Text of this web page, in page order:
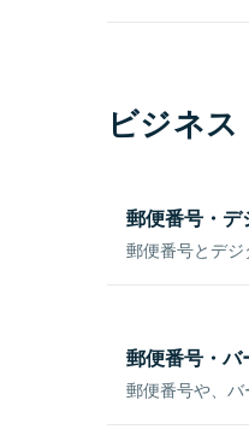
ビジネ
郵便番号・
郵便番号とデジ
郵便番号・バ
郵便番号や、バ